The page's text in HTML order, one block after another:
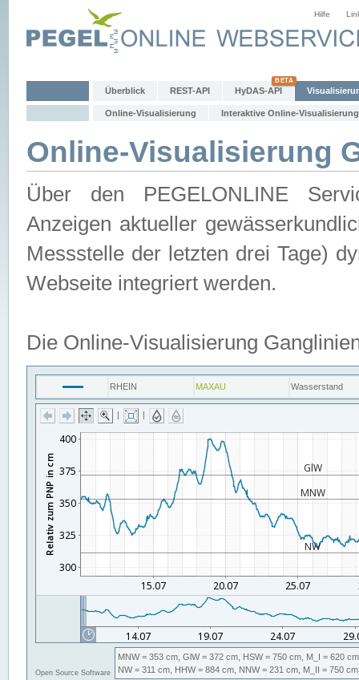
Hilfe
Überblick REST-API HyDAS-API
Online-Visualisierung Interaktive Online-Visualisierung
Online-Visualisierung
Über den PEGELONLINE
Anzeigen aktueller
Messstelle der letzten drei Tage)
Webseite integriert werden.
Die Online-Visualisierung